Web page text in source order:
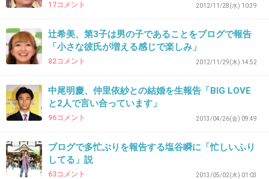
目の整形して、別人のような顔になった川畑さん
893さんみたいな眼力あって
カッコ良かったのに…
6
左の髪型と右のもみあげ、何。
17コメント 2012/11/28(水) 10:39
辻希美、第3子は男の子であることをブログで報告
「小さな彼氏が増える感じで楽しみ」
82コメント 2012/11/29(木) 14:52
中尾明慶、仲里依紗との結婚を生報告「BIG LOVE
と2人で言い合っています」
96コメント 2013/04/26(金) 09:49
ブログで多忙ぶりを報告する塩谷瞬に「忙しいふり
してる」説
63コメント 2013/05/02(木) 01:03